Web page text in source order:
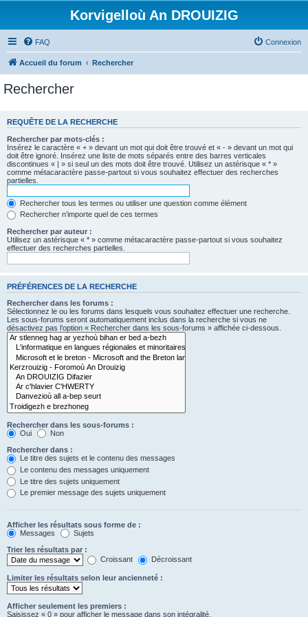
Korvigelloù An DROUIZIG
FAQ Connexion
Accueil du forum Rechercher
Rechercher
REQUÊTE DE LA RECHERCHE
Rechercher par mots-clés :
Insérez le caractère « + » devant un mot qui doit être trouvé et « - » devant un mot qui
doit être ignoré. Insérez une liste de mots séparés entre des barres verticales
discontinues « | » si seul un des mots doit être trouvé. Utilisez un astérisque « * »
comme métacaractère passe-partout si vous souhaitez effectuer des recherches
partielles.
Rechercher tous les termes ou utiliser une question comme élément
Rechercher n’importe quel de ces termes
Rechercher par auteur :
Utilisez un astérisque « * » comme métacaractère passe-partout si vous souhaitez
effectuer des recherches partielles.
PRÉFÉRENCES DE LA RECHERCHE
Rechercher dans les forums :
Sélectionnez le ou les forums dans lesquels vous souhaitez effectuer une recherche.
Les sous-forums seront automatiquement inclus dans la recherche si vous ne
désactivez pas l’option « Rechercher dans les sous-forums » affichée ci-dessous.
Rechercher dans les sous-forums :
Oui
Non
Rechercher dans :
Le titre des sujets et le contenu des messages
Le contenu des messages uniquement
Le titre des sujets uniquement
Le premier message des sujets uniquement
Afficher les résultats sous forme de :
Messages
Sujets
Trier les résultats par :
Croissant
Décroissant
Limiter les résultats selon leur ancienneté :
Afficher seulement les premiers :
Saisissez « 0 » pour afficher le message dans son intégralité.